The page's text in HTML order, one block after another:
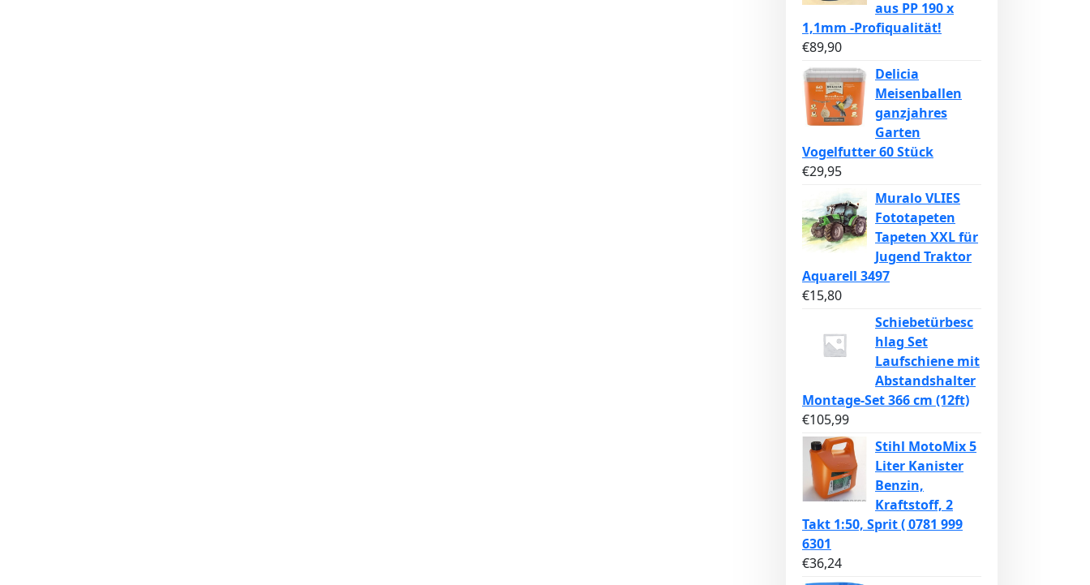
aus PP 190 x
1,1mm -Profiqualität!
€89,90
Delicia
Meisenballen
ganzjahres
Garten
Vogelfutter 60 Stück
€29,95
Muralo VLIES
Fototapeten
Tapeten XXL für
Jugend Traktor
Aquarell 3497
€15,80
Schiebetürbesc
hlag Set
Laufschiene mit
Abstandshalter
Montage-Set 366 cm (12ft)
€105,99
Stihl MotoMix 5
Liter Kanister
Benzin,
Kraftstoff, 2
Takt 1:50, Sprit ( 0781 999
6301
€36,24